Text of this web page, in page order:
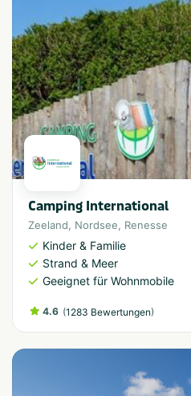
Camping International
Zeeland, Nordsee, Renesse
Kinder & Familie
Strand & Meer
Geeignet für Wohnmobile
4.6 (1283 Bewertungen)